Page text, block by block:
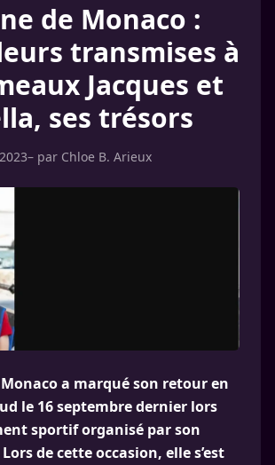
de Monaco :
transmises à
Jacques et
ses trésors
– par Chloe B. Arieux
a marqué son retour en
le 16 septembre dernier lors
sportif organisé par son
de cette occasion, elle s’est